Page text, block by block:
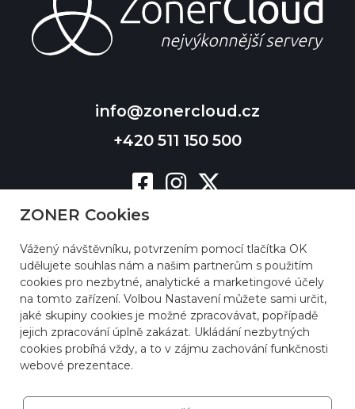
info@zonercloud.cz
+420 511 150 500
ZONER Cookies
Vážený návštěvníku, potvrzením pomocí tlačítka OK
udělujete souhlas nám a našim partnerům s použitím
cookies pro nezbytné, analytické a marketingové účely
na tomto zařízení. Volbou Nastavení můžete sami určit,
jaké skupiny cookies je možné zpracovávat, popřípadě
jejich zpracování úplně zakázat. Ukládání nezbytných
cookies probíhá vždy, a to v zájmu zachování funkčnosti
webové prezentace.